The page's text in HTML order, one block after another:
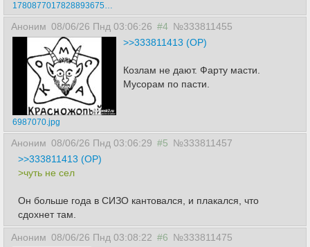
17808770178288936750375163208353.jpg
Аноним 08/06/26 Пнд 03:06:26 #4 №333811455
6987070.jpg
>>333811413 (OP)
Козлам не дают. Фарту масти.
Мусорам по пасти.
Аноним 08/06/26 Пнд 03:06:29 #5 №333811457
>>333811413 (OP)
>чуть не сел
Он больше года в СИЗО кантовался, и плакался, что
сдохнет там.
Аноним 08/06/26 Пнд 03:08:22 #6 №333811475